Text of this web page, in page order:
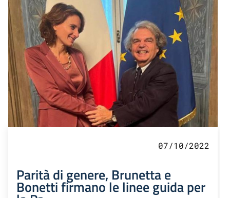
07/10/2022
Parità di genere, Brunetta e
Bonetti firmano le linee guida per